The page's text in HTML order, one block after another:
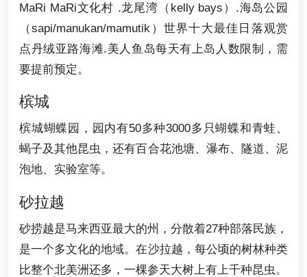
MaRi MaRi文化村 .龙尾湾（kelly bays）.海岛公园
（sapi/manukan/mamutik）世界十大最佳日落观赏
点丹绒亚路海滩.美人鱼岛每天有上岛人数限制，需
要提前预定。
槟城
槟城蝴蝶园，园内有50多种3000多只蝴蝶和青蛙、
蝎子及其他昆虫，还有百合花池塘、瀑布、隧道、泥
泡地、实验室等。
砂拉越
砂捞越是马来西亚最大的州，分散着27种部落民族，
是一个多文化的地域。在沙拉越，每公顷的树林种类
比整个北美洲还多，一棵参天大树上有上千种昆虫。